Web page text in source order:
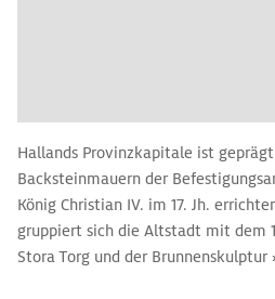
Hallands Provinzkapitale ist
Backsteinmauern der
König Christian IV. im 17. Jh.
gruppiert sich die Altstadt mit dem
Stora Torg und der Brunnenskulptur